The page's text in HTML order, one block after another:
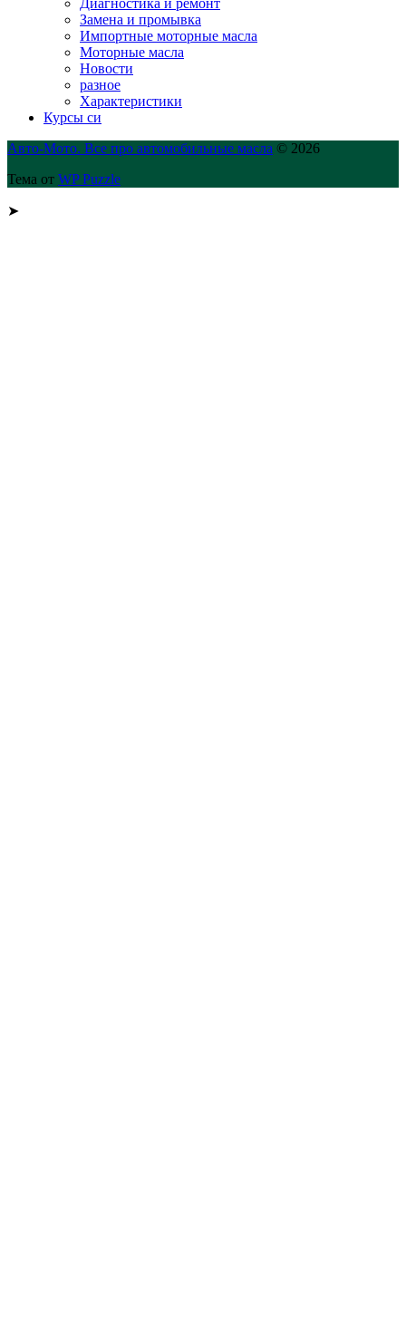
Диагностика и ремонт
Замена и промывка
Импортные моторные масла
Моторные масла
Новости
разное
Характеристики
Курсы си
Авто-Мото. Все про автомобильные масла © 2026
Тема от WP Puzzle
➤